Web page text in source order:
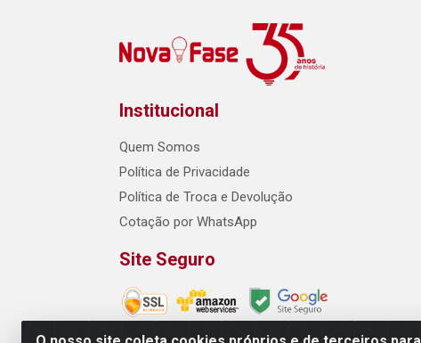
Institucional
Quem Somos
Política de Privacidade
Política de Troca e Devolução
Cotação por WhatsApp
Site Seguro